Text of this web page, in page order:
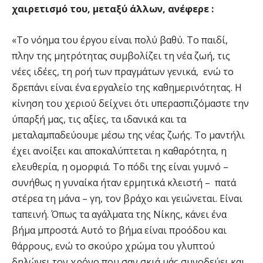
χαιρετισμό του, μεταξύ άλλων, ανέφερε :
«Το νόημα του έργου είναι πολύ βαθύ. Το παιδί,
πλην της μητρότητας συμβολίζει τη νέα ζωή, τις
νέες ιδέες, τη ροή των πραγμάτων γενικά, ενώ το
δρεπάνι είναι ένα εργαλείο της καθημερινότητας. Η
κίνηση του χεριού δείχνει ότι υπερασπιζόμαστε την
ύπαρξή μας, τις αξίες, τα ιδανικά και τα
μεταλαμπαδεύουμε μέσω της νέας ζωής. Το μαντήλι
έχει ανοίξει και αποκαλύπτεται η καθαρότητα, η
ελευθερία, η ομορφιά. Το πόδι της είναι γυμνό –
συνήθως η γυναίκα ήταν ερμητικά κλειστή – πατά
στέρεα τη μάνα – γη, τον βράχο και γειώνεται. Είναι
ταπεινή. Όπως τα αγάλματα της Νίκης, κάνει ένα
βήμα μπροστά. Αυτό το βήμα είναι προόδου και
θάρρους, ενώ το σκούρο χρώμα του γλυπτού